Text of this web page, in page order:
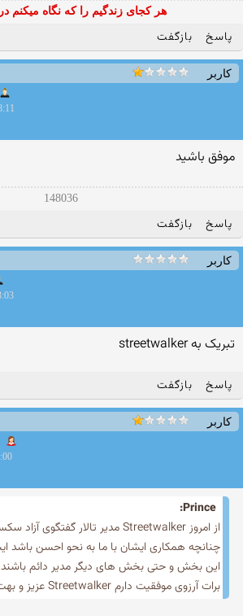
هر کجای زندگیم را که نگاه میکنم
پاسخ بازگفت
کاربر
موفق باشید
148036
پاسخ بازگفت
کاربر
تبریک به streetwalker
پاسخ بازگفت
کاربر
Prince:
از امروز Streetwalker مدیر تالار گفتگوی آزاد سکسی شد.
چنانچه همكاری ایشان با ما به نحو احسن باشد
این بخش و حتی بخش های دیگر مدیر دائم
برات آرزوی موفقیت دارم Streetwalker عزیز و بهت تبریک میگم.